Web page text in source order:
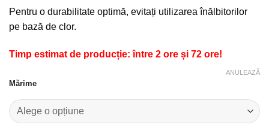
Pentru o durabilitate optimă, evitați utilizarea înălbitorilor
pe bază de clor.
Timp estimat de producție: între 2 ore și 72 ore!
Mărime
ANULEAZĂ